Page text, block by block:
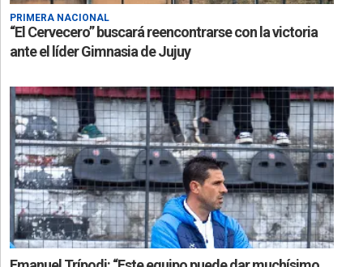
PRIMERA NACIONAL
“El Cervecero” buscará reencontrarse con la victoria
ante el líder Gimnasia de Jujuy